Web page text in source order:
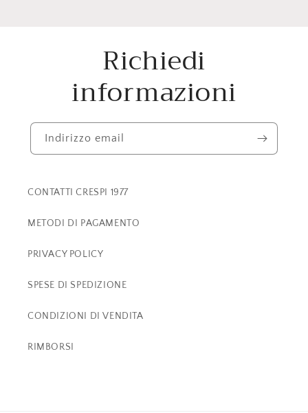
Richiedi
informazioni
Indirizzo email
CONTATTI CRESPI 1977
METODI DI PAGAMENTO
PRIVACY POLICY
SPESE DI SPEDIZIONE
CONDIZIONI DI VENDITA
RIMBORSI